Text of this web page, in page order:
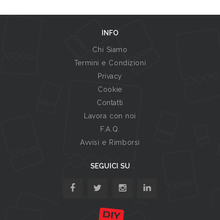
INFO
Chi Siamo
Termini e Condizioni
Privacy
Cookie
Contatti
Lavora con noi
F.A.Q.
Avvisi e Rimborsi
SEGUICI SU